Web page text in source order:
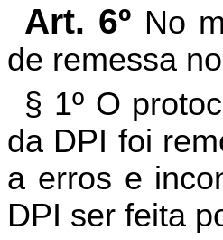
Art. 6º No
de remessa
§ 1º O
da DPI foi
a erros e
DPI ser feita